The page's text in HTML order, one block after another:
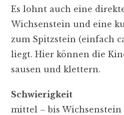
Es lohnt auch eine
Wichsenstein und eine
zum Spitzstein (einfach
liegt. Hier können die
sausen und klettern.
Schwierigkeit
mittel – bis Wichsenstein